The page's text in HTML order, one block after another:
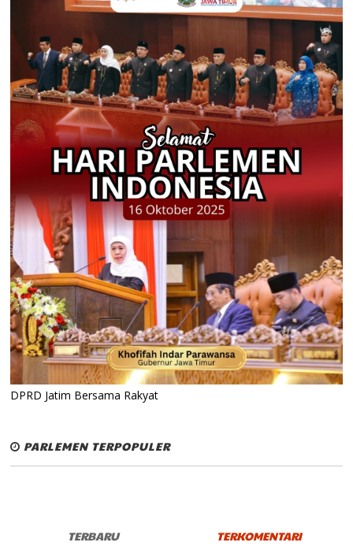
DPRD Jatim Bersama Rakyat
PARLEMEN TERPOPULER
TERBARU TERKOMENTARI